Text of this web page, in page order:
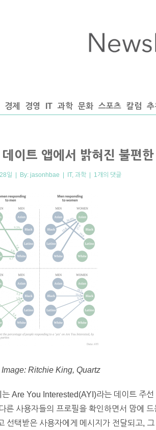
경제 경영 IT 과학 문화 스포츠 칼럼 추
이트 앱에서 밝혀진 불편
일 | By: jasonhbae | IT, 과학 | 1개의 댓글
Image: Ritchie King, Quartz
Are You Interested(AYI)라는 데이트 주
른 사용자들의 프로필을 확인하면서 맘에
선택받은 사용자에게 메시지가 전달되고,